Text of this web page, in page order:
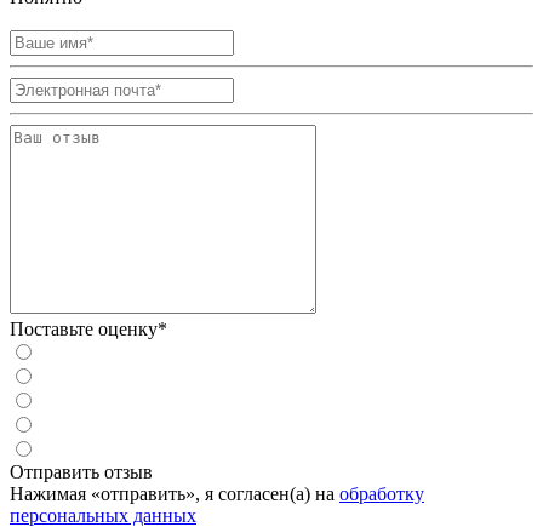
Поставьте оценку*
Отправить отзыв
Нажимая «отправить», я согласен(а) на обработку
персональных данных